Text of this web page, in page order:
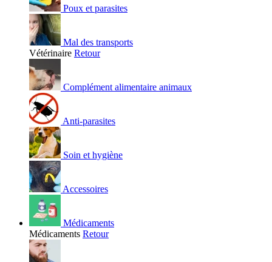
Poux et parasites
Mal des transports
Vétérinaire Retour
Complément alimentaire animaux
Anti-parasites
Soin et hygiène
Accessoires
Médicaments
Médicaments Retour